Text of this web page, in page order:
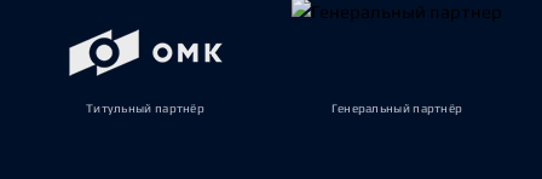
Титульный партнёр Генеральный партнёр